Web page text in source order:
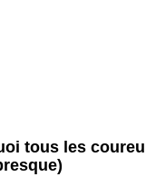
tous les